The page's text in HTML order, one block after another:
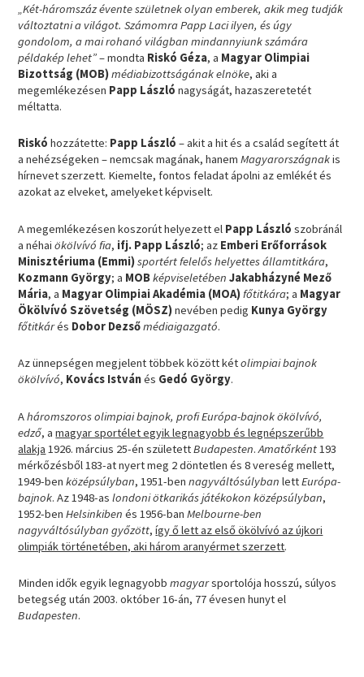
„Két-háromszáz évente születnek olyan emberek, akik meg tudják
változtatni a világot. Számomra Papp Laci ilyen, és úgy
gondolom, a mai rohanó világban mindannyiunk számára
példakép lehet”– mondta Riskó Géza, a Magyar Olimpiai
Bizottság (MOB)médiabizottságának elnöke, aki a
megemlékezésen Papp László nagyságát, hazaszeretetét
méltatta.
Riskó hozzátette: Papp László – akit a hit és a család segített át
a nehézségeken – nemcsak magának, hanem Magyarországnakis
hírnevet szerzett. Kiemelte, fontos feladat ápolni az emlékét és
azokat az elveket, amelyeket képviselt.
A megemlékezésen koszorút helyezett el Papp László szobránál
a néhaiökölvívó fia, ifj. Papp László; az Emberi Erőforrások
Minisztériuma (Emmi)sportért felelős helyettes államtitkára,
Kozmann György; a MOBképviseletében Jakabházyné Mező
Mária, a Magyar Olimpiai Akadémia (MOA)főtitkára; a Magyar
Ökölvívó Szövetség (MÖSZ)nevében pedig Kunya György
főtitkárés Dobor Dezsőmédiaigazgató.
Az ünnepségen megjelent többek között kétolimpiai bajnok
ökölvívó, Kovács Istvánés Gedó György.
Aháromszoros olimpiai bajnok, profi Európa-bajnok ökölvívó,
edző, amagyar sportélet egyik legnagyobb és legnépszerűbb
alakja 1926. március 25-én születettBudapesten.Amatőrként193
mérkőzésből 183-at nyert meg 2 döntetlen és 8 vereség mellett,
1949-benközépsúlyban, 1951-bennagyváltósúlyban lettEurópa-
bajnok. Az 1948-aslondoni ötkarikás játékokon középsúlyban,
1952-benHelsinkiben és 1956-ban Melbourne-ben
nagyváltósúlyban győzött,így ő lett az első ökölvívó az újkori
olimpiák történetében, aki három aranyérmet szerzett.
Minden idők egyik legnagyobbmagyarsportolója hosszú, súlyos
betegség után 2003. október 16-án, 77 évesen hunyt el
Budapesten.